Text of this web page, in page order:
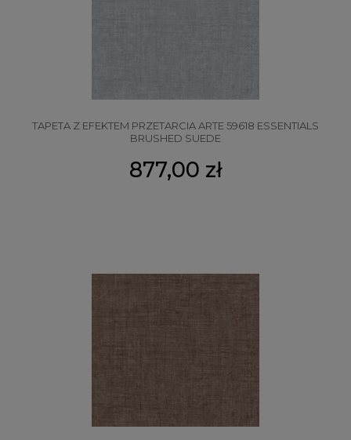
TAPETA Z EFEKTEM PRZETARCIA ARTE 59618 ESSENTIALS
BRUSHED SUEDE
877,00 zł